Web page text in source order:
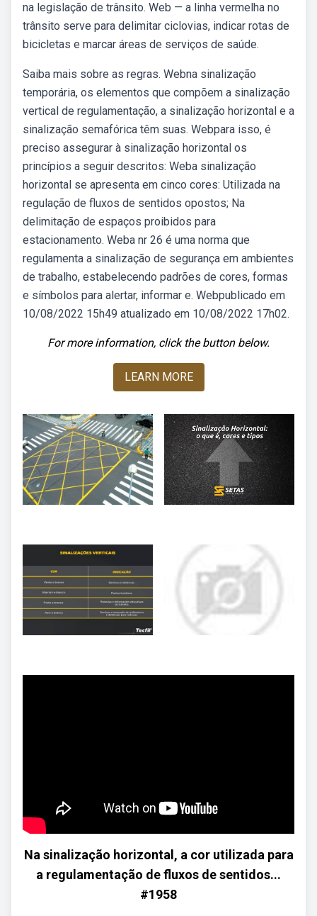
na legislação de trânsito. Web — a linha vermelha no
trânsito serve para delimitar ciclovias, indicar rotas de
bicicletas e marcar áreas de serviços de saúde.
Saiba mais sobre as regras. Webna sinalização
temporária, os elementos que compõem a sinalização
vertical de regulamentação, a sinalização horizontal e a
sinalização semafórica têm suas. Webpara isso, é
preciso assegurar à sinalização horizontal os
princípios a seguir descritos: Weba sinalização
horizontal se apresenta em cinco cores: Utilizada na
regulação de fluxos de sentidos opostos; Na
delimitação de espaços proibidos para
estacionamento. Weba nr 26 é uma norma que
regulamenta a sinalização de segurança em ambientes
de trabalho, estabelecendo padrões de cores, formas
e símbolos para alertar, informar e. Webpublicado em
10/08/2022 15h49 atualizado em 10/08/2022 17h02.
For more information, click the button below.
LEARN MORE
Na sinalização horizontal, a cor utilizada para
a regulamentação de fluxos de sentidos...
#1958